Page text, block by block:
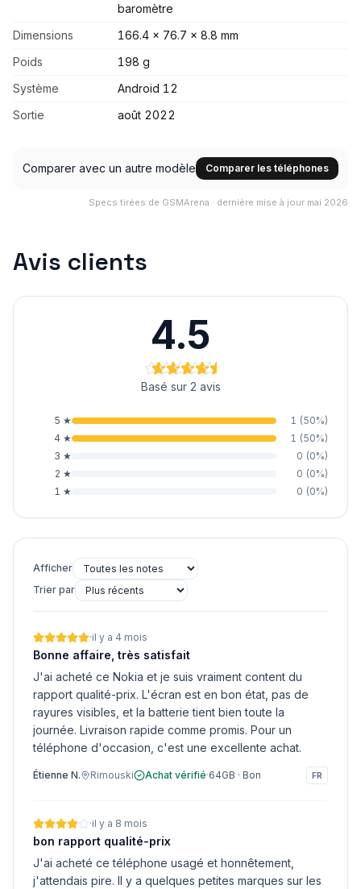
baromètre
Dimensions
166.4 x 76.7 x 8.8 mm
Poids
198 g
Système
Android 12
Sortie
août 2022
Comparer avec un autre modèle Comparer les téléphones
Specs tirées de GSMArena · dernière mise à jour mai 2026
Avis clients
4.5
Basé sur 2 avis
5 ★ 1 (50%)
4 ★ 1 (50%)
3 ★ 0 (0%)
2 ★ 0 (0%)
1 ★ 0 (0%)
Afficher
Trier par
·il y a 4 mois
Bonne affaire, très satisfait
J'ai acheté ce Nokia et je suis vraiment content du
rapport qualité-prix. L'écran est en bon état, pas de
rayures visibles, et la batterie tient bien toute la
journée. Livraison rapide comme promis. Pour un
téléphone d'occasion, c'est une excellente achat.
Étienne N. Rimouski Achat vérifié·64GB · Bon FR
·il y a 8 mois
bon rapport qualité-prix
J'ai acheté ce téléphone usagé et honnêtement,
j'attendais pire. Il y a quelques petites marques sur les